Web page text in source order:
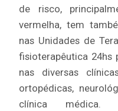
de risco,
vermelha, tem
nas Unidades de
fisioterapêutica 24hs
nas diversas
ortopédicas,
clínica médica.